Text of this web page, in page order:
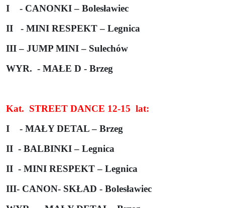
I
- CANONKI – Bolesławiec
II
- MINI RESPEKT – Legnica
III – JUMP MINI – Sulechów
WYR. - MAŁE D - Brzeg
Kat. STREET DANCE 12-15 lat:
I
- MAŁY DETAL – Brzeg
II - BALBINKI – Legnica
II - MINI RESPEKT – Legnica
III- CANON- SKŁAD - Bolesławiec